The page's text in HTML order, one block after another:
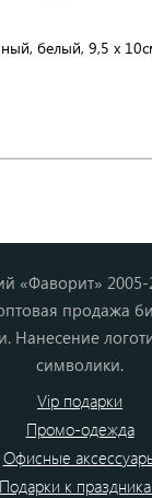
белый, 9,5 х
«Фаворит»
продажа
Нанесение
символики.
Vip подарки
Промо-одежда
Офисные
Подарки к